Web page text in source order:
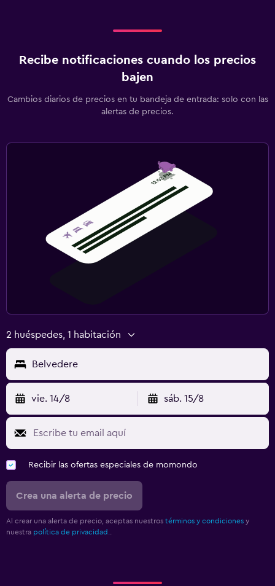
Recibe notificaciones cuando los precios
bajen
Cambios diarios de precios en tu bandeja de entrada: solo con las
alertas de precios.
2 huéspedes, 1 habitación
Belvedere
vie. 14/8 sáb. 15/8
Recibir las ofertas especiales de momondo
Crea una alerta de precio
Al crear una alerta de precio, aceptas nuestros términos y condiciones y
nuestra política de privacidad.